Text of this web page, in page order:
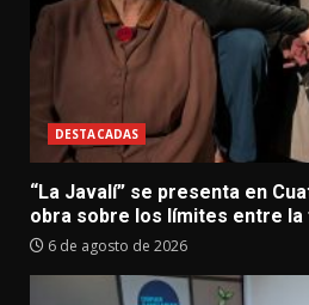
DESTACADAS
“La Javalí” se presenta en
obra sobre los límites entre la
6 de agosto de 2026